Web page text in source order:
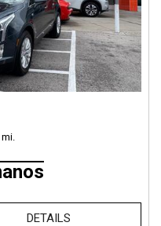
DETAILS